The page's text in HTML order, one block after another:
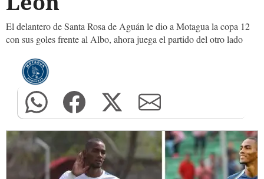
El delantero de Santa Rosa de Aguán le dio a Motagua la copa 12
con sus goles frente al Albo, ahora juega el partido del otro lado